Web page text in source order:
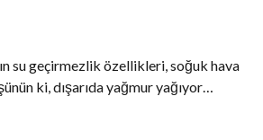
su geçirmezlik özellikleri, soğuk hava
ki, dışarıda yağmur yağıyor…